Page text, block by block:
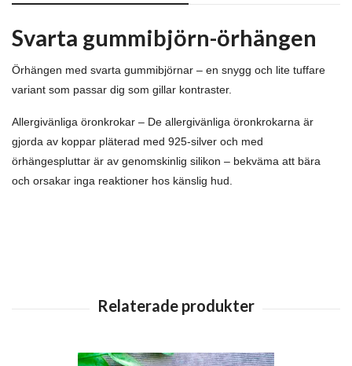
Svarta gummibjörn-örhängen
Örhängen med svarta gummibjörnar – en snygg och lite tuffare
variant som passar dig som gillar kontraster.
Allergivänliga öronkrokar – De allergivänliga öronkrokarna är
gjorda av koppar pläterad med 925-silver och med
örhängespluttar är av genomskinlig silikon – bekväma att bära
och orsakar inga reaktioner hos känslig hud.